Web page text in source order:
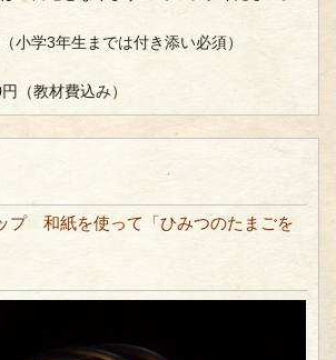
小学3年生までは付き添い必須）
教材費込み）
プ 和紙を使って「ひみつのたまごを